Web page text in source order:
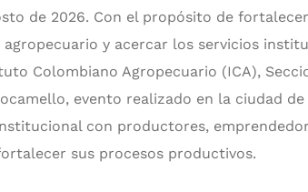
de 2026. Con el propósito de
y acercar los servicios
Colombiano Agropecuario (ICA),
evento realizado en la ciudad de
con productores,
sus procesos productivos.